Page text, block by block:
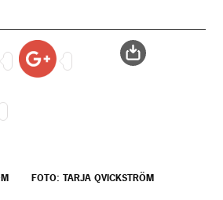
FOTO: TARJA QVICKSTRÖM